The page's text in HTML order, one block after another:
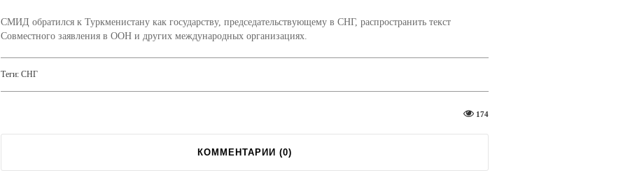
СМИД обратился к Туркменистану как государству, председательствующему в СНГ, распространить текст
Совместного заявления в ООН и других международных организациях.
Теги: СНГ
174
КОММЕНТАРИИ (0)